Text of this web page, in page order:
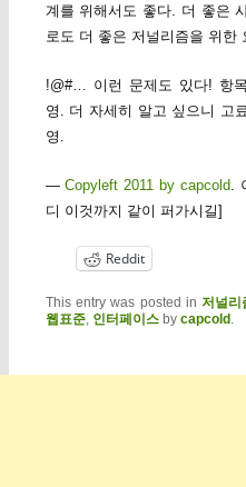
계를 위해서도 좋다. 더 좋은
로도 더 좋은 저널리즘을 위한
!@#… 이런 문제도 있다! 항
영. 더 자세히 알고 싶으니 고
영.
—Copyleft 2011 by capcold .
디 이것까지 같이 퍼가시길]
Reddit
This entry was posted in저널리
웹표준, 인터페이스by capcold .